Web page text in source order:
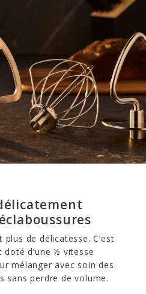
de délicatesse. C’est
doté d’une ½ vitesse
mélanger avec soin des
sans perdre de volume.